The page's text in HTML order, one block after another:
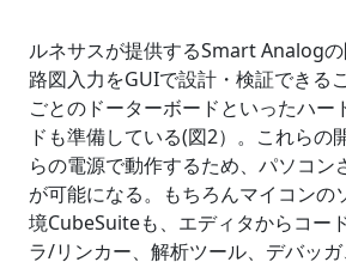
ルネサスが提供するSmart Analog
路図入力をGUIで設計・検証できる
ごとのドーターボードといったハー
ドも準備している(図2）。これらの
らの電源で動作するため、パソコン
が可能になる。もちろんマイコンの
境CubeSuiteも、エディタからコー
ラ/リンカー、解析ツール、デバッガ